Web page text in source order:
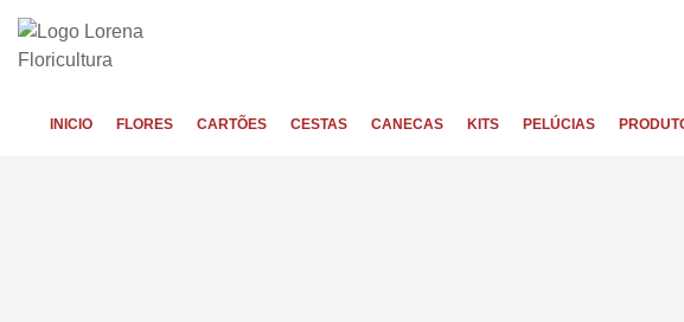
INICIO FLORES CARTÕES CESTAS CANECAS KITS PELÚCIAS